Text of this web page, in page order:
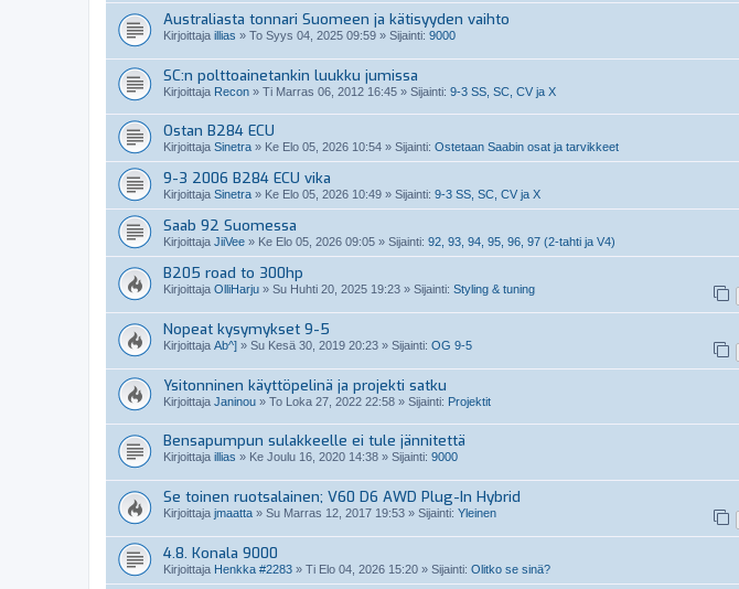
Australiasta tonnari Suomeen ja kätisyyden vaihto
Kirjoittaja illias » To Syys 04, 2025 09:59 » Sijainti: 9000
SC:n polttoainetankin luukku jumissa
Kirjoittaja Recon » Ti Marras 06, 2012 16:45 » Sijainti: 9-3 SS, SC, CV ja X
Ostan B284 ECU
Kirjoittaja Sinetra » Ke Elo 05, 2026 10:54 » Sijainti: Ostetaan Saabin osat ja tarvikkeet
9-3 2006 B284 ECU vika
Kirjoittaja Sinetra » Ke Elo 05, 2026 10:49 » Sijainti: 9-3 SS, SC, CV ja X
Saab 92 Suomessa
Kirjoittaja JiiVee » Ke Elo 05, 2026 09:05 » Sijainti: 92, 93, 94, 95, 96, 97 (2-tahti ja V4)
B205 road to 300hp
Kirjoittaja OlliHarju » Su Huhti 20, 2025 19:23 » Sijainti: Styling & tuning
Nopeat kysymykset 9-5
Kirjoittaja Ab^] » Su Kesä 30, 2019 20:23 » Sijainti: OG 9-5
Ysitonninen käyttöpelinä ja projekti satku
Kirjoittaja Janinou » To Loka 27, 2022 22:58 » Sijainti: Projektit
Bensapumpun sulakkeelle ei tule jännitettä
Kirjoittaja illias » Ke Joulu 16, 2020 14:38 » Sijainti: 9000
Se toinen ruotsalainen; V60 D6 AWD Plug-In Hybrid
Kirjoittaja jmaatta » Su Marras 12, 2017 19:53 » Sijainti: Yleinen
4.8. Konala 9000
Kirjoittaja Henkka #2283 » Ti Elo 04, 2026 15:20 » Sijainti: Olitko se sinä?